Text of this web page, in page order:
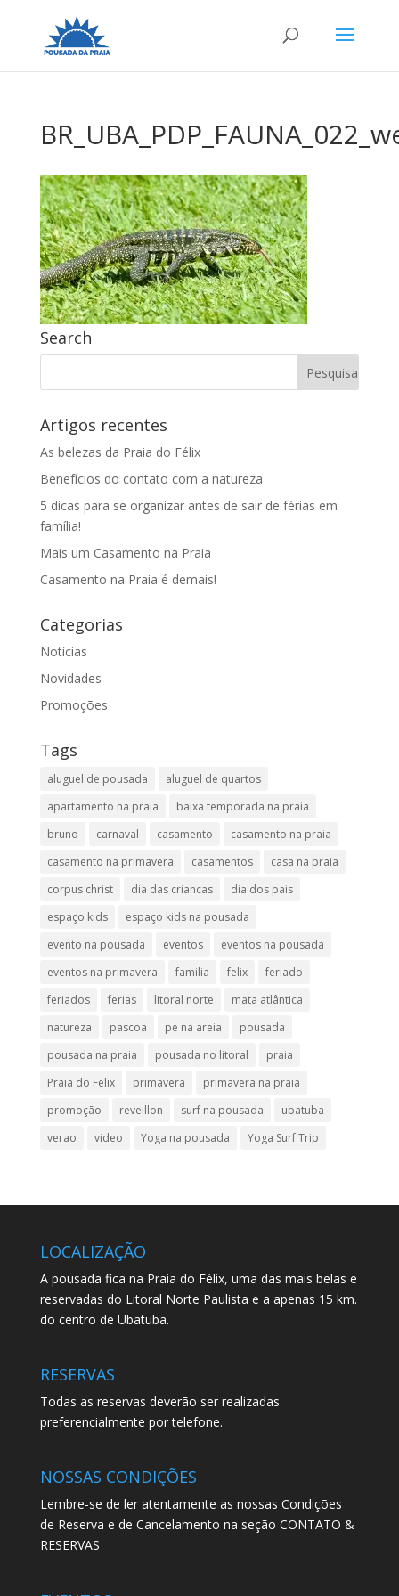
Search
Artigos recentes
As belezas da Praia do Félix
Benefícios do contato com a natureza
5 dicas para se organizar antes de sair de férias em
família!
Mais um Casamento na Praia
Casamento na Praia é demais!
Categorias
Notícias
Novidades
Promoções
Tags
aluguel de pousada
aluguel de quartos
apartamento na praia
baixa temporada na praia
bruno
carnaval casamento
casamento na praia
casamento na primavera
casamentos
casa na praia
corpus christ
dia das criancas
dia dos pais
espaço kids
espaço kids na pousada
evento na pousada
eventos
eventos na pousada
eventos na primavera
familia felix
feriado
feriados
ferias litoral norte
mata atlântica
natureza
pascoa pe na areia
pousada
pousada na praia
pousada no litoral
praia
Praia do Felix
primavera
primavera na praia
promoção
reveillon surf na pousada
ubatuba
verao
video Yoga na pousada Yoga Surf Trip
LOCALIZAÇÃO
A pousada fica na Praia do Félix, uma das mais belas e
reservadas do Litoral Norte Paulista e a apenas 15 km.
do centro de Ubatuba.
RESERVAS
Todas as reservas deverão ser realizadas
preferencialmente por telefone.
NOSSAS CONDIÇÕES
Lembre-se de ler atentamente as nossas Condições
de Reserva e de Cancelamento na seção CONTATO &
RESERVAS